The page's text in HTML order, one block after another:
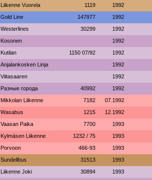
Liikenne Vuorela 1119 1992
Gold Line 147977 1992
Westerlines 30299 1992
Kosonen 1992
Kutilan 1150 07/92 1992
Anjalankosken Linja 1992
Viitasaaren 1992
Разные города 40992 1992
Mikkolan Liikenne 7182 07.1992
Wasabus 1215 12.1992
Vaasan Paika 7700 1993
Kylmäsen Liikenne 1232 / 75 1993
Porvoon 466-93 1993
Sundellbus 31513 1993
Liikenne Joki 30894 1993